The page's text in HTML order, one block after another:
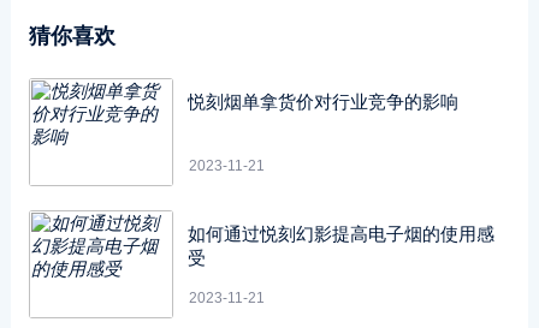
猜你喜欢
悦刻烟单拿货价对行业竞争的影响
2023-11-21
如何通过悦刻幻影提高电子烟的使用感
受
2023-11-21